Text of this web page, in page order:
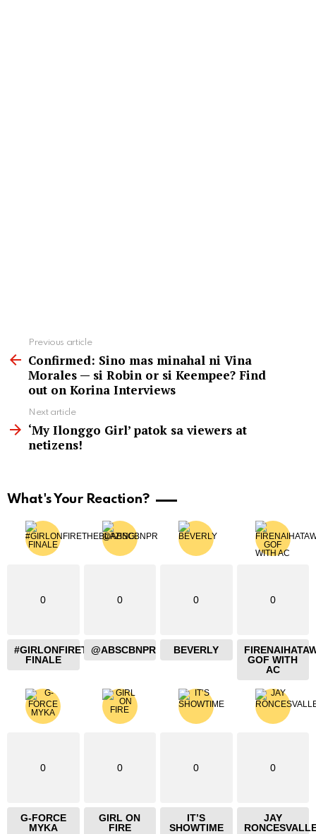
more
Previous article
Confirmed: Sino mas minahal ni Vina
Morales — si Robin or si Keempee? Find
out on Korina Interviews
Next article
‘My Ilonggo Girl’ patok sa viewers at
netizens!
What's Your Reaction?
0
#GIRLONFIRETHEBLAZING
FINALE
0
@ABSCBNPR
0
BEVERLY
0
GOF WITH
AC
0
G-FORCE
MYKA
0
GIRL ON
FIRE
0
IT’S
SHOWTIME
0
JAY